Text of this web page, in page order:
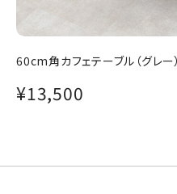
60cm角カフェテーブル（グレー
¥13,500